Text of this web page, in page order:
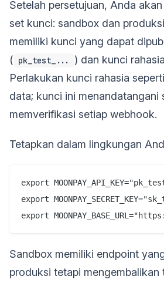
Setelah persetujuan, Anda
set kunci: sandbox dan
memiliki kunci yang dapat
( pk_test_... ) dan kunci
Perlakukan kunci rahasia
data; kunci ini menandatangani
memverifikasi setiap webhook.
Tetapkan dalam lingkungan
export
export
Sandbox memiliki endpoint
produksi tetapi mengembalikan